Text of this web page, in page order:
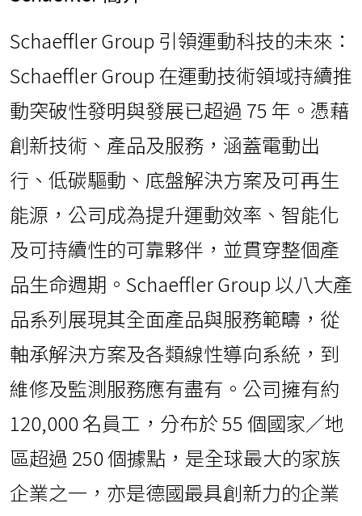
Schaeffler Group 引領運動科技的未來：
Schaeffler Group 在運動技術領域持續推
動突破性發明與發展已超過 75 年。憑藉
創新技術、產品及服務，涵蓋電動出
行、低碳驅動、底盤解決方案及可再生
能源，公司成為提升運動效率、智能化
及可持續性的可靠夥伴，並貫穿整個產
品生命週期。Schaeffler Group 以八大產
品系列展現其全面產品與服務範疇，從
軸承解決方案及各類線性導向系統，到
維修及監測服務應有盡有。公司擁有約
120,000 名員工，分布於 55 個國家／地
區超過 250 個據點，是全球最大的家族
企業之一，亦是德國最具創新力的企業